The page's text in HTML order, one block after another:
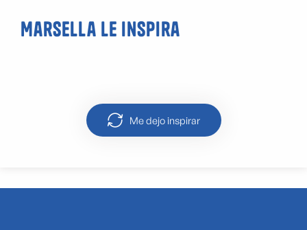
Marsella le inspira
Me dejo inspirar